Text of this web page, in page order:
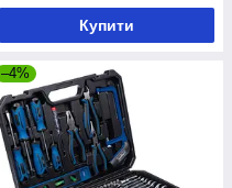
Купити
–4%